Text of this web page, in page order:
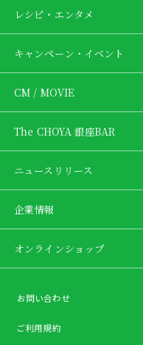
レシピ・エンタメ
キャンペーン・イベント
CM / MOVIE
The CHOYA 銀座BAR
ニュースリリース
企業情報
オンラインショップ
お問い合わせ
ご利用規約